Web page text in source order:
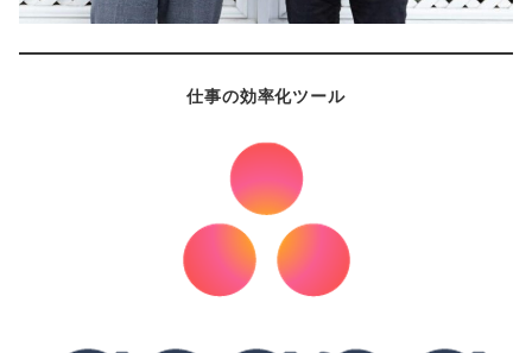
仕事の効率化ツール